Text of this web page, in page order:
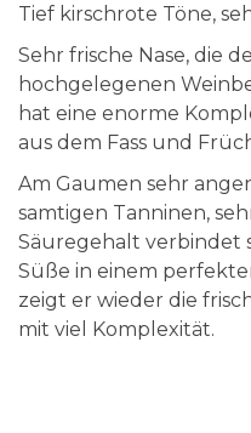
Tief kirschrote Töne,
Sehr frische Nase, die
hochgelegenen
hat eine enorme
aus dem Fass und
Am Gaumen sehr
samtigen Tanninen,
Säuregehalt verbindet
Süße in einem
zeigt er wieder die
mit viel Komplexität.